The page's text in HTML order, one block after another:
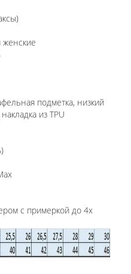
женские
подметка, низкий
из TPU
с примеркой до 4х